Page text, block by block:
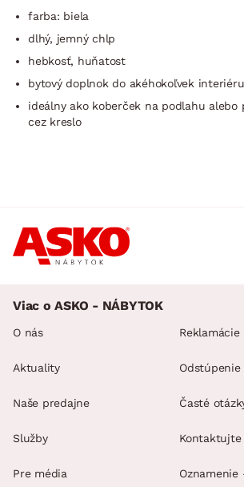
farba: biela
dlhý, jemný chlp
hebkosť, huňatost
bytový doplnok do akéhokoľvek interiéru
ideálny ako koberček na podlahu alebo
cez kreslo
Viac o ASKO - NÁBYTOK
O nás
Aktuality
Naše predajne
Služby
Pre média
Reklamácie
Odstúpenie
Časté
Kontaktujte